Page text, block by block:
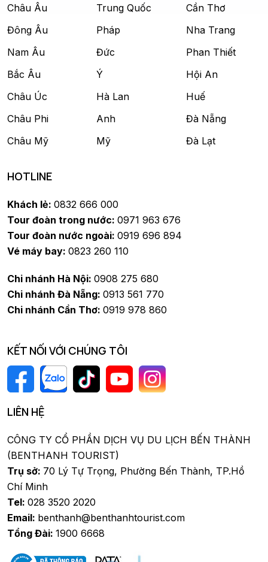
Châu Âu
Đông Âu
Nam Âu
Bắc Âu
Châu Úc
Châu Phi
Châu Mỹ
Trung Quốc
Pháp
Đức
Ý
Hà Lan
Anh
Mỹ
Cần Thơ
Nha Trang
Phan Thiết
Hội An
Huế
Đà Nẵng
Đà Lạt
HOTLINE
Khách lẻ: 0832 666 000
Tour đoàn trong nước: 0971 963 676
Tour đoàn nước ngoài: 0919 696 894
Vé máy bay: 0823 260 110
Chi nhánh Hà Nội: 0908 275 680
Chi nhánh Đà Nẵng: 0913 561 770
Chi nhánh Cần Thơ: 0919 978 860
KẾT NỐI VỚI CHÚNG TÔI
LIÊN HỆ
CÔNG TY CỔ PHẦN DỊCH VỤ DU LỊCH BẾN THÀNH
(BENTHANH TOURIST)
Trụ sở: 70 Lý Tự Trọng, Phường Bến Thành, TP.Hồ
Chí Minh
Tel: 028 3520 2020
Email: benthanh@benthanhtourist.com
Tổng Đài: 1900 6668